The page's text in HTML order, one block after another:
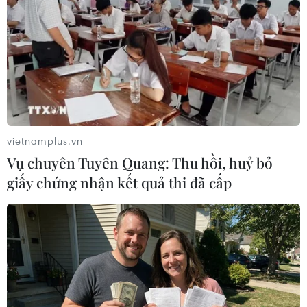
TIN LIÊN QUAN
vietnamplus.vn
Vụ chuyên Tuyên Quang: Thu hồi, huỷ bỏ
giấy chứng nhận kết quả thi đã cấp